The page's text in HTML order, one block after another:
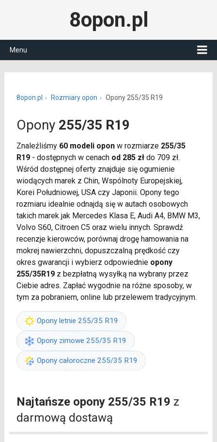
8opon.pl
Menu
8opon.pl Rozmiary opon Opony 255/35 R19
Opony 255/35 R19
Znaleźliśmy 60 modeli oponw rozmiarze 255/35
R19- dostępnych w cenach od 285 złdo 709 zł.
Wśród dostępnej oferty znajduje się ogumienie
wiodących marek z Chin, Wspólnoty Europejskiej,
Korei Południowej, USA czy Japonii. Opony tego
rozmiaru idealnie odnajdą się w autach osobowych
takich marek jak Mercedes Klasa E, Audi A4, BMW M3,
Volvo S60, Citroen C5 oraz wielu innych. Sprawdź
recenzje kierowców, porównaj drogę hamowania na
mokrej nawierzchni, dopuszczalną prędkość czy
okres gwarancji i wybierz odpowiednie opony
255/35R19z bezpłatną wysyłką na wybrany przez
Ciebie adres. Zapłać wygodnie na różne sposoby, w
tym za pobraniem, online lub przelewem tradycyjnym.
Opony letnie 255/35 R19
Opony zimowe 255/35 R19
Opony całoroczne 255/35 R19
Najtańsze opony 255/35 R19 z
darmową dostawą